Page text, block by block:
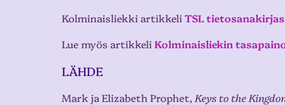
Kolminaisliekki artikkeli TSL
Lue myös artikkeli Kolminaisliekin
LÄHDE
Mark ja Elizabeth Prophet, Keys to the